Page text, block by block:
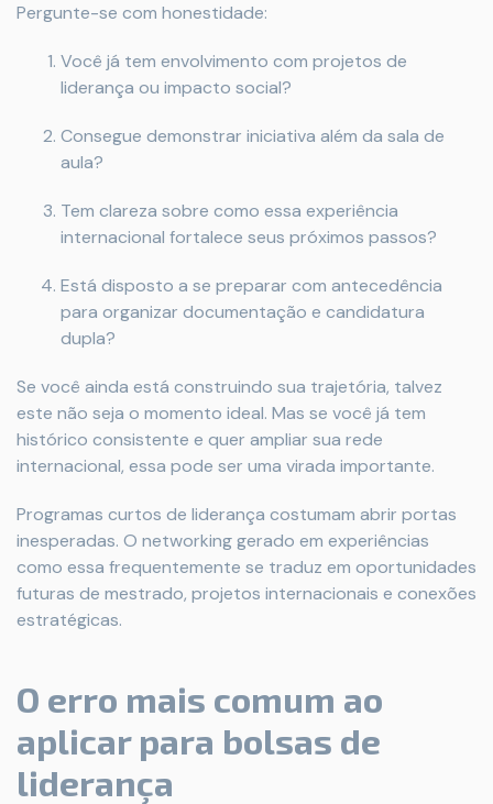
Pergunte-se com honestidade:
Você já tem envolvimento com projetos de
liderança ou impacto social?
Consegue demonstrar iniciativa além da sala de
aula?
Tem clareza sobre como essa experiência
internacional fortalece seus próximos passos?
Está disposto a se preparar com antecedência
para organizar documentação e candidatura
dupla?
Se você ainda está construindo sua trajetória, talvez
este não seja o momento ideal. Mas se você já tem
histórico consistente e quer ampliar sua rede
internacional, essa pode ser uma virada importante.
Programas curtos de liderança costumam abrir portas
inesperadas. O networking gerado em experiências
como essa frequentemente se traduz em oportunidades
futuras de mestrado, projetos internacionais e conexões
estratégicas.
O erro mais comum ao
aplicar para bolsas de
liderança